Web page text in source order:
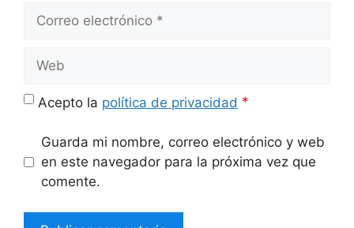
Correo
Web
Acepto la política de privacidad *
Guarda mi nombre, correo electrónico y web
en este navegador para la próxima vez que
comente.